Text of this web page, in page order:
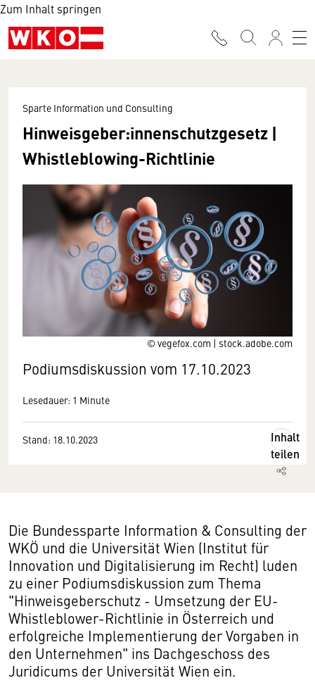
Zum Inhalt springen
© vegefox.com | stock.adobe.com
Sparte Information und Consulting
Hinweisgeber:innenschutzgesetz |
Whistleblowing-Richtlinie
Podiumsdiskussion vom 17.10.2023
Lesedauer: 1 Minute
Stand: 18.10.2023
Inhalt
teilen
Die Bundessparte Information & Consulting der
WKÖ und die Universität Wien (Institut für
Innovation und Digitalisierung im Recht) luden
zu einer Podiumsdiskussion zum Thema
"Hinweisgeberschutz - Umsetzung der EU-
Whistleblower-Richtlinie in Österreich und
erfolgreiche Implementierung der Vorgaben in
den Unternehmen" ins Dachgeschoss des
Juridicums der Universität Wien ein.